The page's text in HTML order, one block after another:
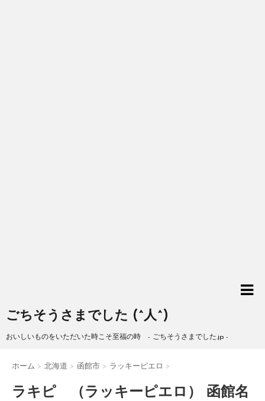
ごちそうさまでした (^人^)
おいしいものをいただいた時こそ至福の時 - ごちそうさまでした.jp -
ホーム > 北海道 > 函館市 > ラッキーピエロ >
ラキピ （ラッキーピエロ） 函館名